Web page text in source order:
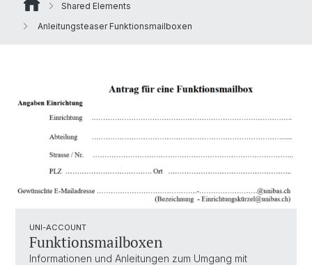
Shared Elements
Anleitungsteaser Funktionsmailboxen
UNI-ACCOUNT
Funktionsmailboxen
Informationen und Anleitungen zum Umgang mit